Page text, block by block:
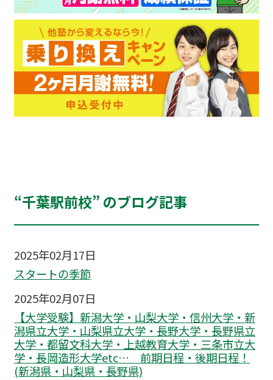
“千葉駅前校” のブログ記事
2025年02月17日
スタートの季節
2025年02月07日
【大学受験】新潟大学・山梨大学・信州大学・新
潟県立大学・山梨県立大学・長野大学・長野県立
大学・都留文科大学・上越教育大学・三条市立大
学・長岡造形大学etc… 前期日程・後期日程！
(新潟県・山梨県・長野県)